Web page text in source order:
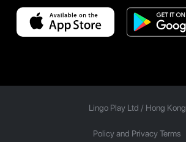
Lingo Play Ltd / Hong Kong
Policy and Privacy Terms